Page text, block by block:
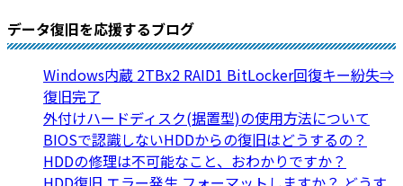
データ復旧を応援するブログ
Windows内蔵 2TBx2 RAID1 BitLocker回復キー紛失⇒
復旧完了
外付けハードディスク(据置型)の使用方法について
BIOSで認識しないHDDからの復旧はどうするの？
HDDの修理は不可能なこと、おわかりですか？